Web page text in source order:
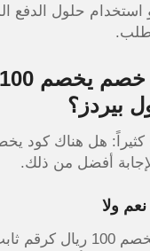
استخدام حلول الدفع
بيردز؟
أفضل من ذلك.
نعم ولا
تقنياً، لا يوجد كود يخصم